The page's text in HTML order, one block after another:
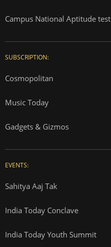
Campus National Aptitude test
SUBSCRIPTION:
Cosmopolitan
Music Today
Gadgets & Gizmos
EVENTS:
Sahitya Aaj Tak
India Today Conclave
India Today Youth Summit